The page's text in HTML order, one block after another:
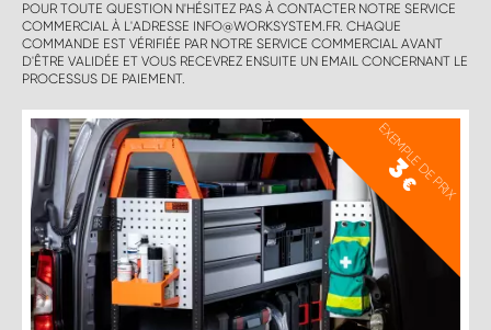
POUR TOUTE QUESTION N'HÉSITEZ PAS À CONTACTER NOTRE SERVICE
COMMERCIAL À L'ADRESSE INFO@WORKSYSTEM.FR. CHAQUE
COMMANDE EST VÉRIFIÉE PAR NOTRE SERVICE COMMERCIAL AVANT
D'ÊTRE VALIDÉE ET VOUS RECEVREZ ENSUITE UN EMAIL CONCERNANT LE
PROCESSUS DE PAIEMENT.
EXEMPLE DE PRIX
3
€